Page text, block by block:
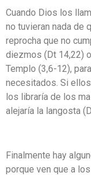
Cuando Dios los
no tuvieran nada de
reprocha que no
diezmos (Dt 14,22)
Templo (3,6-12),
necesitados. Si
los libraría de los
alejaría la langosta
Finalmente hay
porque ven que a